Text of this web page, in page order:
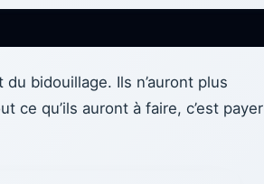
bidouillage. Ils n’auront plus
ce qu’ils auront à faire, c’est payer